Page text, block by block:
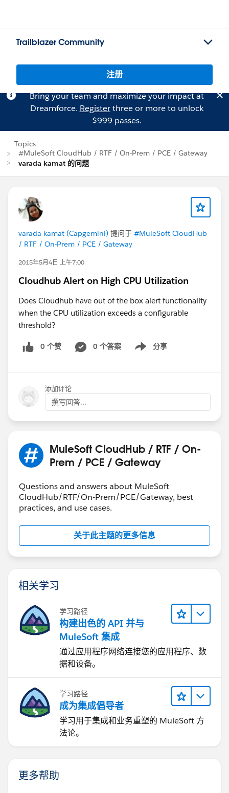
Trailblazer Community
注册
Bring your team and maximize your impact at
Dreamforce. Registerthree or more to unlock
$999 passes.
Topics
#MuleSoft CloudHub / RTF / On-Prem / PCE / Gateway
varada kamat 的问题
varada kamat (Capgemini) 提问于 #MuleSoft CloudHub
/ RTF / On-Prem / PCE / Gateway
2015年5月4日 上午7:00
Cloudhub Alert on High CPU Utilization
Does Cloudhub have out of the box alert functionality
when the CPU utilization exceeds a configurable
threshold?
0 个赞 0 个答案 分享
Show menu
添加评论
撰写回答...
MuleSoft CloudHub / RTF / On-
Prem / PCE / Gateway
Questions and answers about MuleSoft
CloudHub/RTF/On-Prem/PCE/Gateway, best
practices, and use cases.
关于此主题的更多信息
相关学习
学习路径
构建出色的 API 并与
MuleSoft 集成
通过应用程序网络连接您的应用程序、数
据和设备。
学习路径
成为集成倡导者
学习用于集成和业务重塑的 MuleSoft 方
法论。
更多帮助